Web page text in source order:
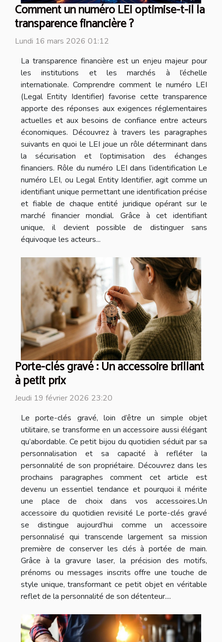
Comment un numéro LEI optimise-t-il la
transparence financière ?
Lundi 16 mars 2026 01:12
La transparence financière est un enjeu majeur pour
les institutions et les marchés à l’échelle
internationale. Comprendre comment le numéro LEI
(Legal Entity Identifier) favorise cette transparence
apporte des réponses aux exigences réglementaires
actuelles et aux besoins de confiance entre acteurs
économiques. Découvrez à travers les paragraphes
suivants en quoi le LEI joue un rôle déterminant dans
la sécurisation et l’optimisation des échanges
financiers. Rôle du numéro LEI dans l’identification Le
numéro LEI, ou Legal Entity Identifier, agit comme un
identifiant unique permettant une identification précise
et fiable de chaque entité juridique opérant sur le
marché financier mondial. Grâce à cet identifiant
unique, il devient possible de distinguer sans
équivoque les acteurs...
Porte-clés gravé : Un accessoire brillant
à petit prix
Jeudi 19 février 2026 23:20
Le porte-clés gravé, loin d’être un simple objet
utilitaire, se transforme en un accessoire aussi élégant
qu’abordable. Ce petit bijou du quotidien séduit par sa
personnalisation et sa capacité à refléter la
personnalité de son propriétaire. Découvrez dans les
prochains paragraphes comment cet article est
devenu un essentiel tendance et pourquoi il mérite
une place de choix dans vos accessoires.Un
accessoire du quotidien revisité Le porte-clés gravé
se distingue aujourd’hui comme un accessoire
personnalisé qui transcende largement sa mission
première de conserver les clés à portée de main.
Grâce à la gravure laser, la précision des motifs,
prénoms ou messages inscrits offre une touche de
style unique, transformant ce petit objet en véritable
reflet de la personnalité de son détenteur....